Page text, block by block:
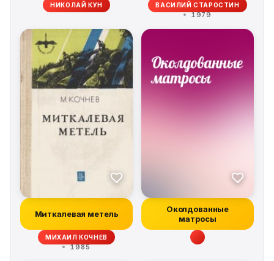
НИКОЛАЙ КУН ВАСИЛИЙ СТАРОСТИН
1979
Миткалевая метель
МИХАИЛ КОЧНЕВ
1985
Околдованные
матросы